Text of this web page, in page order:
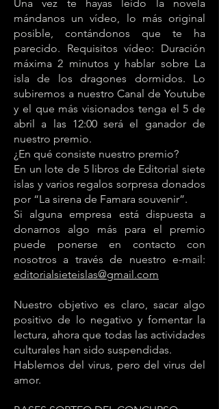
Una vez te hayas leído la novela
mándanos un vídeo, lo más original
posible, contándonos que te ha
parecido. Requisitos vídeo: Duración
máxima 2 minutos y hablar sobre La
isla de los dragones dormidos. Lo
subiremos a nuestro Canal de Youtube
y el que más visionados tenga el 5 de
abril a las 12:00 será el ganador de
nuestro premio.
¿En qué consiste nuestro premio?
En un lote de 5 libros de Editorial siete
islas y varios regalos sorpresa donados
por “La sirena de Famara souvenir”.
Si alguna empresa está dispuesta a
donarnos algo más para el premio
puede ponerse en contacto con
nosotros a través de nuestro e-mail:
editorialsieteislas@gmail.com
Nuestro objetivo es claro, sacar algo
positivo de lo negativo y fomentar la
lectura, ahora que todas las actividades
culturales han sido suspendidas.
Hablemos del virus, pero del virus del
amor.